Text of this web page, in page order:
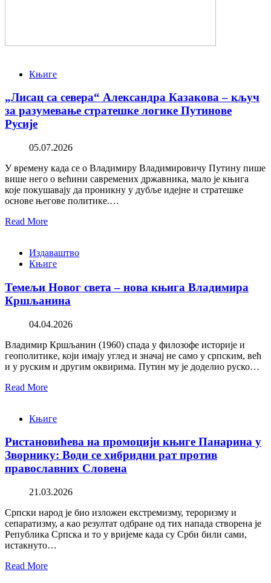
Књиге
„Лисац са севера“ Александра Казакова – кључ
за разумевање стратешке логике Путинове
Русије
05.07.2026
У времену када се о Владимиру Владимировичу Путину пише
више него о већини савремених државника, мало је књига
које покушавају да проникну у дубље идејне и стратешке
основе његове политике.…
Read More
Издаваштво
Књиге
Темељи Новог света – нова књига Владимира
Кршљанина
04.04.2026
Владимир Кршљанин (1960) спада у филозофе историје и
геополитике, који имају углед и значај не само у српским, већ
и у руским и другим оквирима. Путин му је доделио руско…
Read More
Књиге
Ристановићева на промоцији књиге Панарина у
Зворнику: Води се хибридни рат против
православних Словена
21.03.2026
Српски народ је био изложен екстремизму, тероризму и
сепаратизму, а као резултат одбране од тих напада створена је
Република Српска и то у вријеме када су Срби били сами,
истакнуто…
Read More